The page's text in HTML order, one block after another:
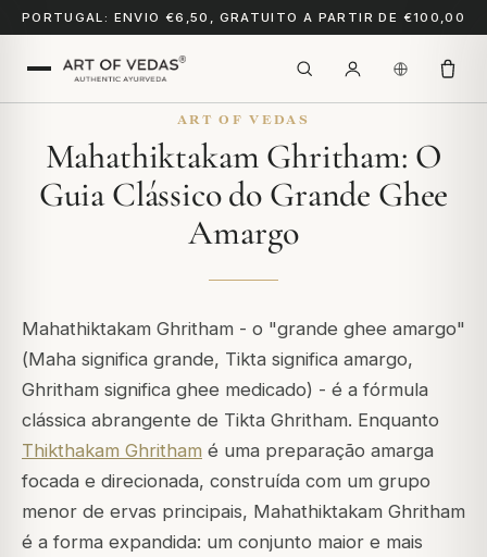
PORTUGAL: ENVIO €6,50, GRATUITO A PARTIR DE €100,00
ART OF VEDAS
Mahathiktakam Ghritham: O
Guia Clássico do Grande Ghee
Amargo
Mahathiktakam Ghritham - o "grande ghee amargo"
(Maha significa grande, Tikta significa amargo,
Ghritham significa ghee medicado) - é a fórmula
clássica abrangente de Tikta Ghritham. Enquanto
Thikthakam Ghritham é uma preparação amarga
focada e direcionada, construída com um grupo
menor de ervas principais, Mahathiktakam Ghritham
é a forma expandida: um conjunto maior e mais